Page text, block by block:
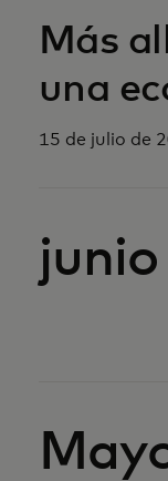
Más
una
15 de julio de